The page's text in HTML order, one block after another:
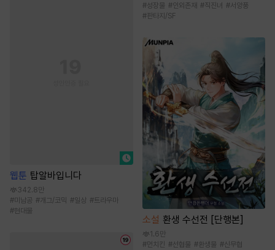
웹툰 탑알바입니다
342.8만
#미남공 # 개그/코믹 #일상 #트라우마
#현대물
#성장물 #인외존재 #직진녀 #서양풍
#판타지/SF
소설 환생 수선전 [단행본]
1.6만
#먼치킨 #선협물 #환생물 #신무협